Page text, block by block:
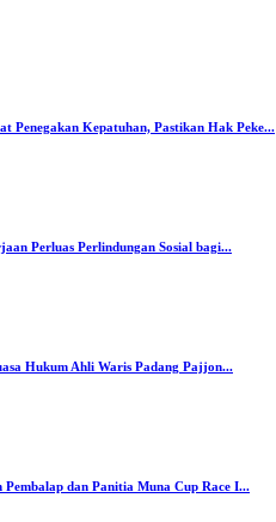
Penegakan Kepatuhan, Pastikan Hak Peke...
Perluas Perlindungan Sosial bagi...
Hukum Ahli Waris Padang Pajjon...
dan Panitia Muna Cup Race I...